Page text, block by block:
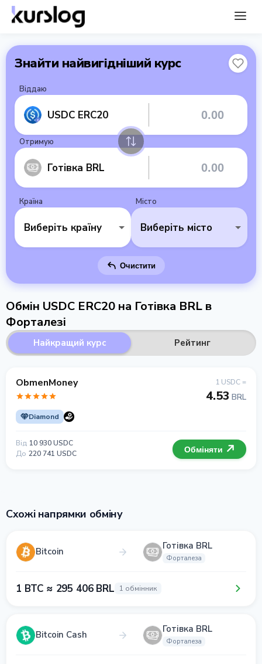
Знайти найвигідніший курс
Віддаю
USDC ERC20
Отримую
Готівка BRL
Країна
Виберіть країну
Місто
Виберіть місто
Очистити
Обмін USDC ERC20 на Готівка BRL в
Форталезі
Найкращий курс Рейтинг
ObmenMoney
Diamond
1 USDC =
4.53 BRL
Від 10 930 USDC
До 220 741 USDC Обміняти
Схожі напрямки обміну
Bitcoin Готівка BRL
Форталеза
1 BTC ≈ 295 406 BRL 1 обмінник
Bitcoin Cash Готівка BRL
Форталеза